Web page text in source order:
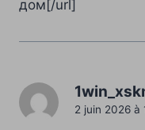
дом[/url]
2 juin 2026 à